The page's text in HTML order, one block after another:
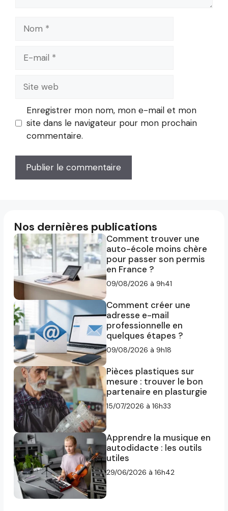
mail
Site
web
Enregistrer mon nom, mon e-mail et mon
site dans le navigateur pour mon prochain
commentaire.
Nos dernières publications
Comment trouver une
auto-école moins chère
pour passer son permis
en France ?
09/08/2026 à 9h41
Comment créer une
adresse e-mail
professionnelle en
quelques étapes ?
09/08/2026 à 9h18
Pièces plastiques sur
mesure : trouver le bon
partenaire en plasturgie
15/07/2026 à 16h33
Apprendre la musique en
autodidacte : les outils
utiles
29/06/2026 à 16h42